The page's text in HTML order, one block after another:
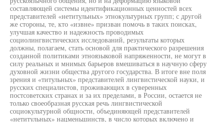
составляющей системы идентификационных ценностей всех
представителей «нетитульных» этнокультурных групп; с другой
же стороны, те, кто «извне» призван помочь в таких поисках,
улучшая качество и надежность проводимых
социолингвистических исследований, результаты которых
должны, полагаем, стать основой для практического разрешения
созданной политиками этноязыковой напряженности, не могут в
силу реальных и мнимых барьеров вмешиваться в научную сферу
духовной жизни общества другого государства. В итоге вне поля
зрения и «титульных» представителей лингвистической науки, и
русских специалистов, проживающих в суверенных
постсоветских странах и за их пределами, в России, остается не
только своеобразная русская речь лингвистической
социокультурной общности, объединяющей представителей
«нетитульных» нацменьшинств, в число которых включено и